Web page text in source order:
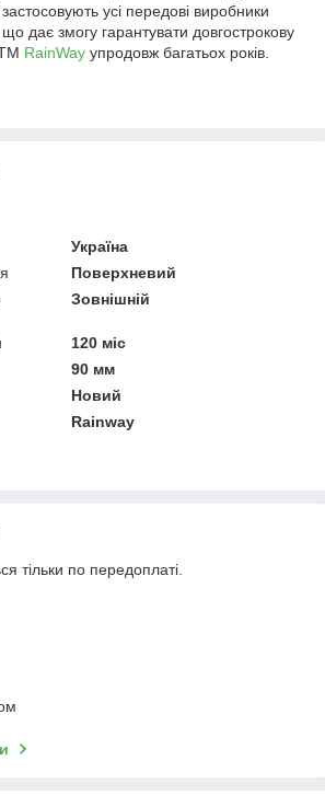
усі передові виробники
дає змогу гарантувати довгострокову
ТМ RainWay упродовж багатьох років.
Україна
Поверхневий
Зовнішній
120 міс
90 мм
Новий
Rainway
тільки по передоплаті.